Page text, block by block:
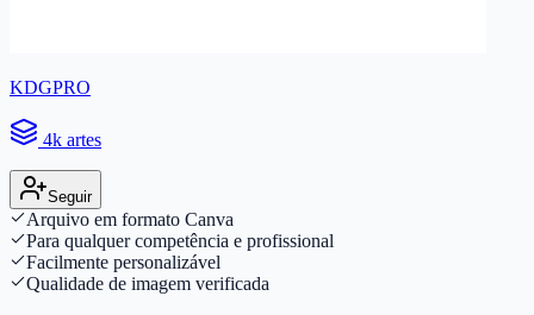
KDGPRO
4k artes
Seguir
Arquivo em formato Canva
Para qualquer competência e profissional
Facilmente personalizável
Qualidade de imagem verificada